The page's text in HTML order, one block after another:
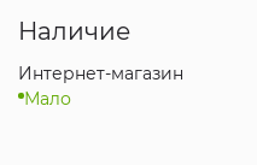
Наличие
Интернет-магазин
Мало